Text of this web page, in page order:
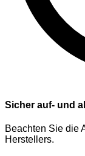
Sicher auf- und
Beachten Sie die
Herstellers.